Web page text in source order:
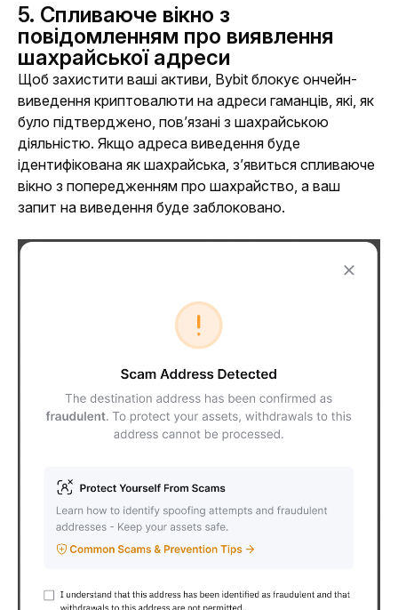
5. Спливаюче вікно з
повідомленням про виявлення
шахрайської адреси
Щоб захистити ваші активи, Bybit блокує ончейн-
виведення криптовалюти на адреси гаманців, які, як
було підтверджено, пов’язані з шахрайською
діяльністю. Якщо адреса виведення буде
ідентифікована як шахрайська, з’явиться спливаюче
вікно з попередженням про шахрайство, а ваш
запит на виведення буде заблоковано.